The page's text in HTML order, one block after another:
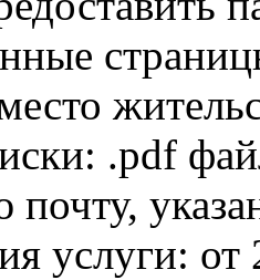
.pdf
почту,
услуги: от